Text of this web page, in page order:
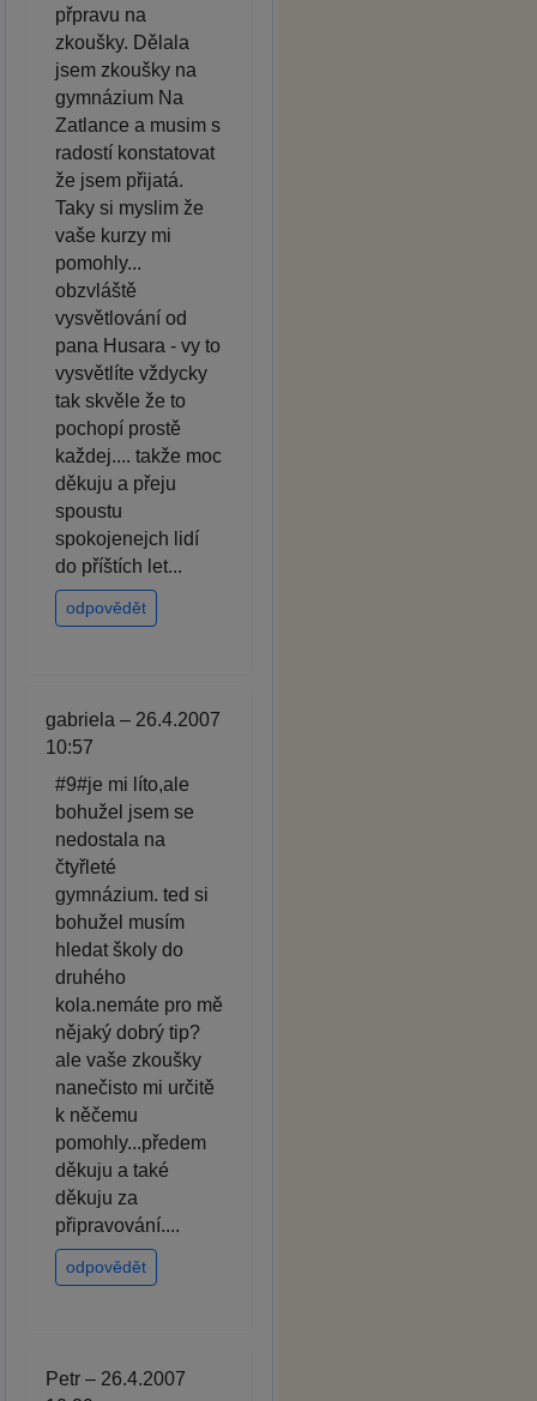
přpravu na
zkoušky. Dělala
jsem zkoušky na
gymnázium Na
Zatlance a musim s
radostí konstatovat
že jsem přijatá.
Taky si myslim že
vaše kurzy mi
pomohly...
obzvláště
vysvětlování od
pana Husara - vy to
vysvětlíte vždycky
tak skvěle že to
pochopí prostě
každej.... takže moc
děkuju a přeju
spoustu
spokojenejch lidí
do příštích let...
odpovědět
gabriela – 26.4.2007
10:57
#9#je mi líto,ale
bohužel jsem se
nedostala na
čtyřleté
gymnázium. ted si
bohužel musím
hledat školy do
druhého
kola.nemáte pro mě
nějaký dobrý tip?
ale vaše zkoušky
nanečisto mi určitě
k něčemu
pomohly...předem
děkuju a také
děkuju za
připravování....
odpovědět
Petr – 26.4.2007